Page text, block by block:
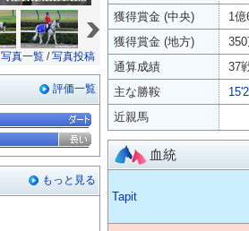
写真一覧 /写真投稿
評価一覧
もっと見る
獲得賞金 (中央)
1
獲得賞金 (地方)
通算成績
37
主な勝鞍
近親馬
血統
Tapit